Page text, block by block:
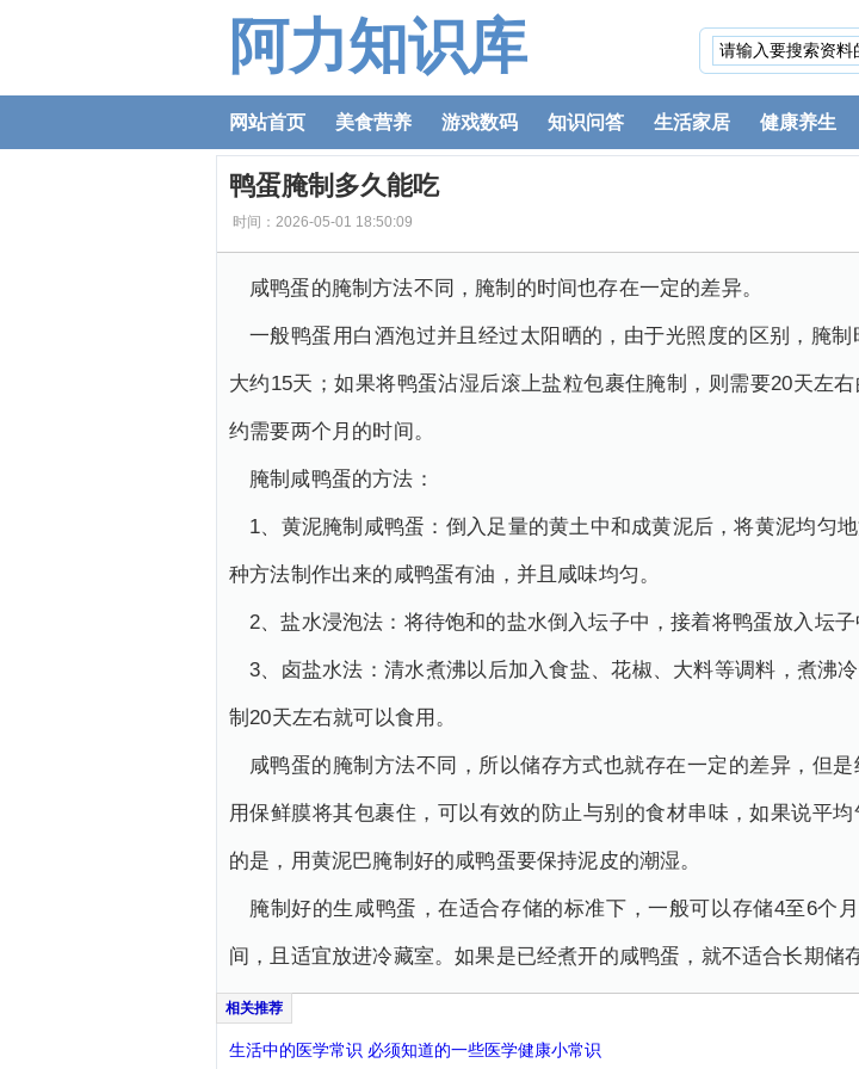
阿力知识库
网站首页 美食营养 游戏数码 知识问答 生活家居 健康养生
鸭蛋腌制多久能吃
时间：2026-05-01 18:50:09
咸鸭蛋的腌制方法不同，腌制的时间也存在一定的差异。
一般鸭蛋用白酒泡过并且经过太阳晒的，由于光照度的区别，腌
大约15天；如果将鸭蛋沾湿后滚上盐粒包裹住腌制，则需要20天左
约需要两个月的时间。
腌制咸鸭蛋的方法：
1、黄泥腌制咸鸭蛋：倒入足量的黄土中和成黄泥后，将黄泥均匀
种方法制作出来的咸鸭蛋有油，并且咸味均匀。
2、盐水浸泡法：将待饱和的盐水倒入坛子中，接着将鸭蛋放入坛
3、卤盐水法：清水煮沸以后加入食盐、花椒、大料等调料，煮沸
制20天左右就可以食用。
咸鸭蛋的腌制方法不同，所以储存方式也就存在一定的差异，但
用保鲜膜将其包裹住，可以有效的防止与别的食材串味，如果说平
的是，用黄泥巴腌制好的咸鸭蛋要保持泥皮的潮湿。
腌制好的生咸鸭蛋，在适合存储的标准下，一般可以存储4至6个
间，且适宜放进冷藏室。如果是已经煮开的咸鸭蛋，就不适合长期储
生活中的医学常识 必须知道的一些医学健康小常识